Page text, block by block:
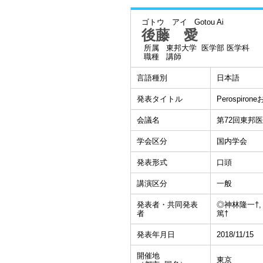
ゴトウ アイ Gotou Ai
後藤 愛
所属
東邦大学 医学部 医学科
職種
講師
言語種別 日本語
発表タイトル Perospirone
会議名 第72回東邦
学会区分 国内学会
発表形式 口頭
講演区分 一般
発表者・共同発表
者
◎神林隆一†,
篤†
発表年月日 2018/11/15
開催地
東京